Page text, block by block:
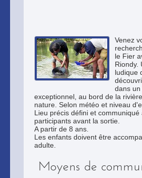
Venez
le Fier
Riondy.
ludique
dans
exceptionnel, au bord de la
nature. Selon météo et niveau
Lieu précis défini et communiqué
participants avant la sortie.
A partir de 8 ans.
Les enfants doivent être
adulte.
Moyens de